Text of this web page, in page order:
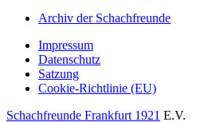
Archiv der Schachfreunde
Impressum
Datenschutz
Satzung
Cookie-Richtlinie (EU)
Schachfreunde Frankfurt 1921 E.V.